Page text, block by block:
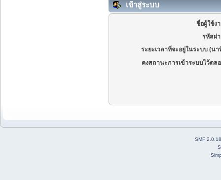
เข้าสู่ระบบ
ชื่อผู้ใช้ง
รหัสผ่
ระยะเวลาที่จะอยู่ในระบบ (นา
คงสถานะการเข้าระบบไว้ตล
SMF 2.0.18